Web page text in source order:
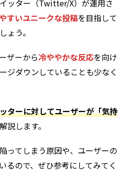
ッター（Twitter/X）が運用さ
すいユニークな投稿を目指して
ょう。
ザーから冷ややかな反応を向け
ジダウンしていることも少なく
ターに対してユーザーが「気持
説します。
ってしまう原因や、ユーザーの
るので、ぜひ参考にしてみてく